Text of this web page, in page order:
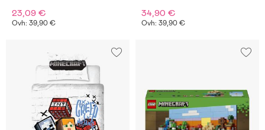
23,09 €
Ovh: 39,90 €
34,90 €
Ovh: 39,90 €